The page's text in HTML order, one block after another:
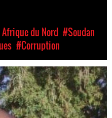
du Nord #Soudan
#Corruption